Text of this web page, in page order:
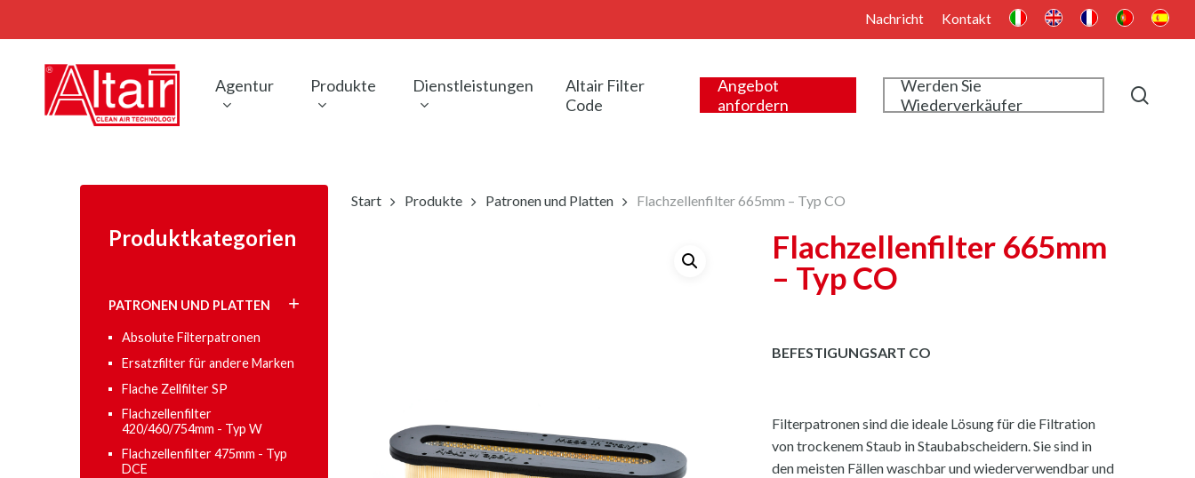
Nachricht Kontakt
Agentur Produkte Dienstleistungen
Altair Filter
Code
Angebot
anfordern
Werden Sie
Wiederverkäufer
Produktkategorien
PATRONEN UND PLATTEN
Absolute Filterpatronen
Ersatzfilter für andere Marken
Flache Zellfilter SP
Flachzellenfilter
420/460/754mm - Typ W
Flachzellenfilter 475mm - Typ
DCE
Start Produkte Patronen und Platten Flachzellenfilter 665mm – Typ CO
Flachzellenfilter 665mm
– Typ CO
BEFESTIGUNGSART CO
Filterpatronen sind die ideale Lösung für die Filtration
von trockenem Staub in Staubabscheidern. Sie sind in
den meisten Fällen waschbar und wiederverwendbar und